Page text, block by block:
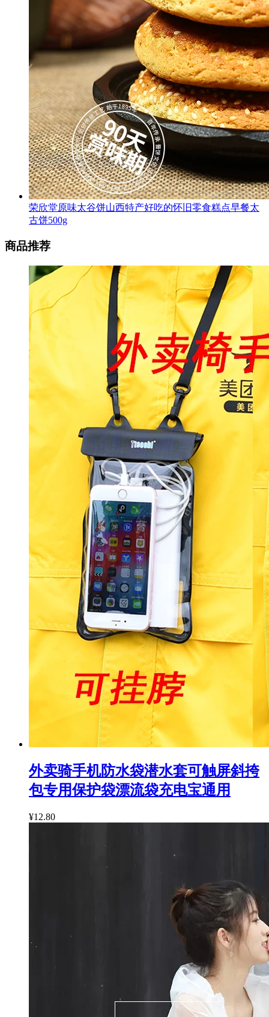
荣欣堂原味太谷饼山西特产好吃的怀旧零食糕点早餐太
古饼500g
商品推荐
外卖骑手机防水袋潜水套可触屏斜挎
包专用保护袋漂流袋充电宝通用
¥12.80